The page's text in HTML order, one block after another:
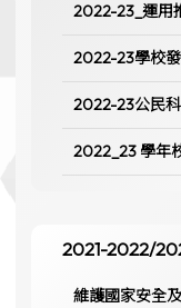
2022-23_運用
2022-23學校
2022-23公民
2022_23 學年
2021-2022/
維護國家安全